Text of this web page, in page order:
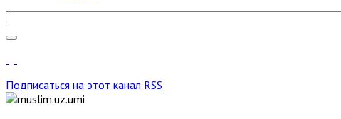
Подписаться на этот канал RSS